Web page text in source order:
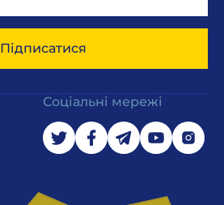
Підписатися
Соціальні мережі